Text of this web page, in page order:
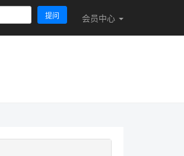
提问 会员中心